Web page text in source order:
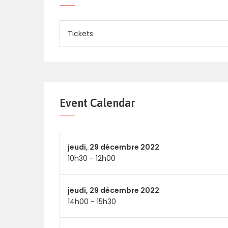
Tickets
Event Calendar
jeudi, 29 décembre 2022
10h30 - 12h00
jeudi, 29 décembre 2022
14h00 - 15h30